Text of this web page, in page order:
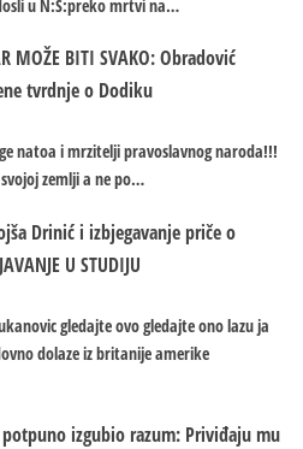
u N:S:preko mrtvi na…
MOŽE BITI SVAKO: Obradović
tvrdnje o Dodiku
natoa i mrzitelji pravoslavnog naroda!!!
zemlji a ne po…
Drinić i izbjegavanje priče o
U STUDIJU
gledajte ovo gledajte ono lazu ja
dolaze iz britanije amerike
izgubio razum: Priviđaju mu